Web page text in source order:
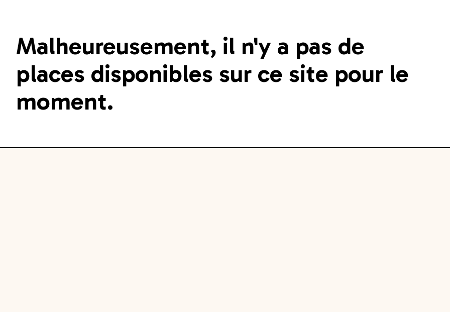
Malheureusement, il n'y a pas de
places disponibles sur ce site pour le
moment.